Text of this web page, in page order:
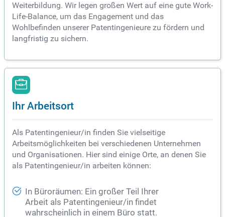
Weiterbildung. Wir legen großen Wert auf eine gute Work-
Life-Balance, um das Engagement und das
Wohlbefinden unserer Patentingenieure zu fördern und
langfristig zu sichern.
Ihr Arbeitsort
Als Patentingenieur/in finden Sie vielseitige
Arbeitsmöglichkeiten bei verschiedenen Unternehmen
und Organisationen. Hier sind einige Orte, an denen Sie
als Patentingenieur/in arbeiten können:
In Büroräumen: Ein großer Teil Ihrer
Arbeit als Patentingenieur/in findet
wahrscheinlich in einem Büro statt.